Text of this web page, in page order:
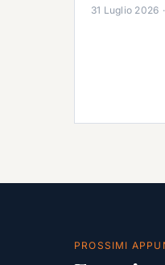
31 Luglio 2026 ·
PROSSIMI